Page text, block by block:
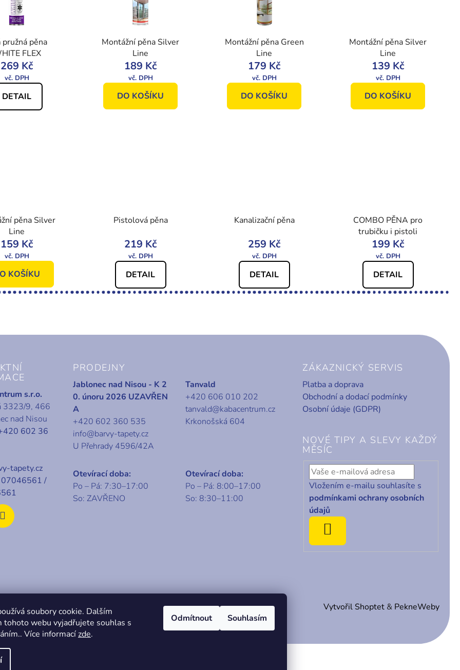
soubory cookie. Dalším
tohoto webu vyjadřujete souhlas s
Více informacízde.
Odmítnout Souhlasím
pružná pěna
FLEX
269 Kč
DETAIL
Montážní pěna Silver
Line
189 Kč
DO KOŠÍKU
Montážní pěna Green
Line
179 Kč
DO KOŠÍKU
Montážní pěna Silver
Line
139 Kč
DO KOŠÍKU
pěna Silver
Line
159 Kč
KOŠÍKU
Pistolová pěna
219 Kč
DETAIL
Kanalizační pěna
259 Kč
DETAIL
COMBO PĚNA pro
trubičku i pistoli
199 Kč
DETAIL
s.r.o.
3323/9, 466
nad Nisou
602 36
tapety.cz
07046561 /
PRODEJNY
Jablonec nad Nisou - K 2
0. únoru 2026 UZAVŘEN
A
+420 602 360 535
info@barvy-tapety.cz
U Přehrady 4596/42A
Tanvald
+420 606 010 202
tanvald@kabacentrum.cz
Krkonošská 604
Otevírací doba:
Po – Pá: 7:30–17:00
So: ZAVŘENO
Otevírací doba:
Po – Pá: 8:00–17:00
So: 8:30–11:00
ZÁKAZNICKÝ SERVIS
Platba a doprava
Obchodní a dodací podmínky
Osobní údaje (GDPR)
NOVÉ TIPY A SLEVY KAŽDÝ
MĚSÍC
Vložením e-mailu souhlasíte s
podmínkami ochrany osobních
údajů
Vytvořil Shoptet & PekneWeby
2026 KABA centrum . Všechna práva vyhrazena.